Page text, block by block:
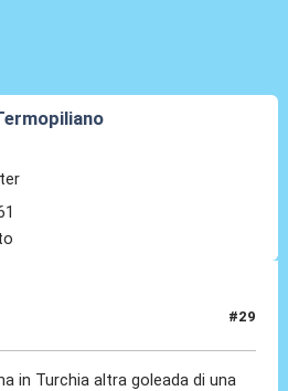
#29
in Turchia altra goleada di una